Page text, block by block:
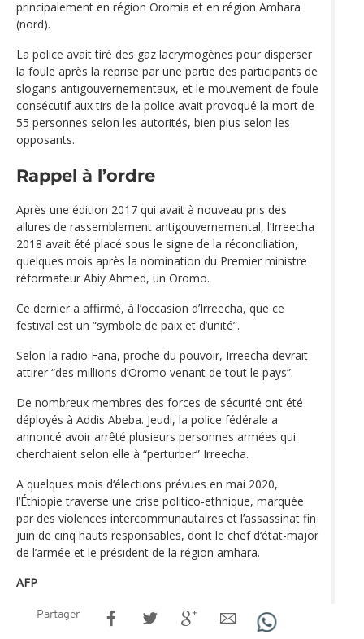
principalement en région Oromia et en région Amhara
(nord).
La police avait tiré des gaz lacrymogènes pour disperser
la foule après la reprise par une partie des participants de
slogans antigouvernementaux, et le mouvement de foule
consécutif aux tirs de la police avait provoqué la mort de
55 personnes selon les autorités, bien plus selon les
opposants.
Rappel à l’ordre
Après une édition 2017 qui avait à nouveau pris des
allures de rassemblement antigouvernemental, l’Irreecha
2018 avait été placé sous le signe de la réconciliation,
quelques mois après la nomination du Premier ministre
réformateur Abiy Ahmed, un Oromo.
Ce dernier a affirmé, à l’occasion d’Irreecha, que ce
festival est un “symbole de paix et d’unité”.
Selon la radio Fana, proche du pouvoir, Irreecha devrait
attirer “des millions d’Oromo venant de tout le pays”.
De nombreux membres des forces de sécurité ont été
déployés à Addis Abeba. Jeudi, la police fédérale a
annoncé avoir arrêté plusieurs personnes armées qui
cherchaient selon elle à “perturber” Irreecha.
A quelques mois d‘élections prévues en mai 2020,
l‘Éthiopie traverse une crise politico-ethnique, marquée
par des violences intercommunautaires et l’assassinat fin
juin de cinq hauts responsables, dont le chef d‘état-major
de l’armée et le président de la région amhara.
AFP
Partager